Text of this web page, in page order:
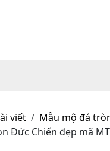
viết
Mẫu mộ đá
Đức Chiến đẹp mã